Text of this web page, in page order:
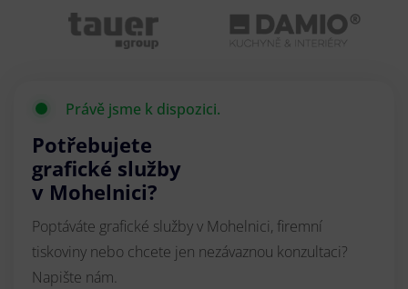
Právě jsme k dispozici.
Potřebujete
grafické služby
v Mohelnici?
Poptáváte grafické služby v Mohelnici, firemní
tiskoviny nebo chcete jen nezávaznou konzultaci?
Napište nám.